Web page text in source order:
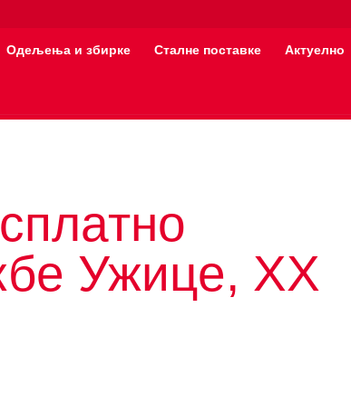
Одељења и збирке Сталне поставке Актуелно
Ужице, ХХ